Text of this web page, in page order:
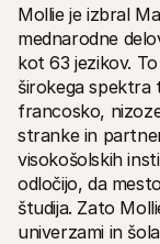
Mollie je izbral
mednarodne
kot 63 jezikov.
širokega spektra
francosko,
stranke in
visokošolskih
odločijo, da
študija. Zato
univerzami in